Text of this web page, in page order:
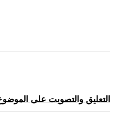
التعليق والتصويت على